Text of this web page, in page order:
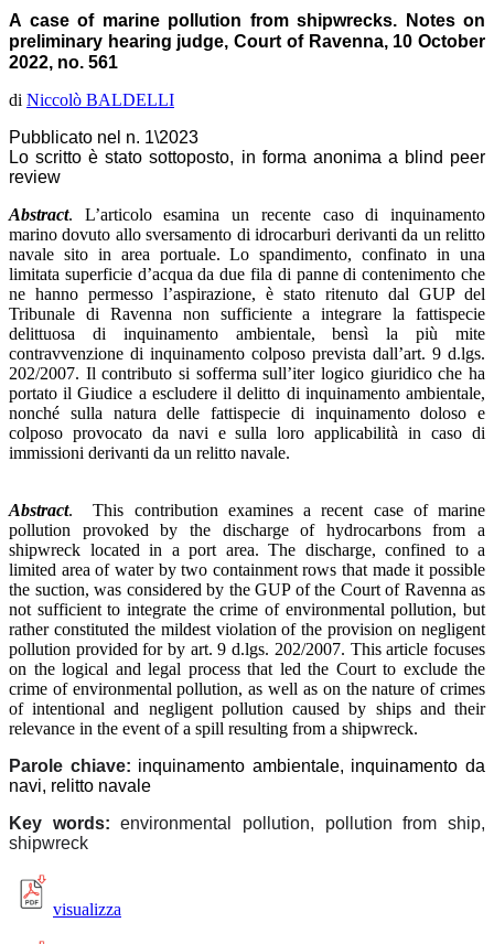
A case of marine pollution from shipwrecks. Notes on
preliminary hearing judge, Court of Ravenna, 10 October
2022, no. 561
di Niccolò BALDELLI
Pubblicato nel n. 1\2023
Lo scritto è stato sottoposto, in forma anonima a blind peer
review
Abstract. L’articolo esamina un recente caso di inquinamento
marino dovuto allo sversamento di idrocarburi derivanti da un relitto
navale sito in area portuale. Lo spandimento, confinato in una
limitata superficie d’acqua da due fila di panne di contenimento che
ne hanno permesso l’aspirazione, è stato ritenuto dal GUP del
Tribunale di Ravenna non sufficiente a integrare la fattispecie
delittuosa di inquinamento ambientale, bensì la più mite
contravvenzione di inquinamento colposo prevista dall’art. 9 d.lgs.
202/2007. Il contributo si sofferma sull’iter logico giuridico che ha
portato il Giudice a escludere il delitto di inquinamento ambientale,
nonché sulla natura delle fattispecie di inquinamento doloso e
colposo provocato da navi e sulla loro applicabilità in caso di
immissioni derivanti da un relitto navale.
Abstract. This contribution examines a recent case of marine
pollution provoked by the discharge of hydrocarbons from a
shipwreck located in a port area. The discharge, confined to a
limited area of water by two containment rows that made it possible
the suction, was considered by the GUP of the Court of Ravenna as
not sufficient to integrate the crime of environmental pollution, but
rather constituted the mildest violation of the provision on negligent
pollution provided for by art. 9 d.lgs. 202/2007. This article focuses
on the logical and legal process that led the Court to exclude the
crime of environmental pollution, as well as on the nature of crimes
of intentional and negligent pollution caused by ships and their
relevance in the event of a spill resulting from a shipwreck.
Parole chiave: inquinamento ambientale, inquinamento da
navi, relitto navale
Key words:
environmental pollution, pollution from ship,
shipwreck
visualizza